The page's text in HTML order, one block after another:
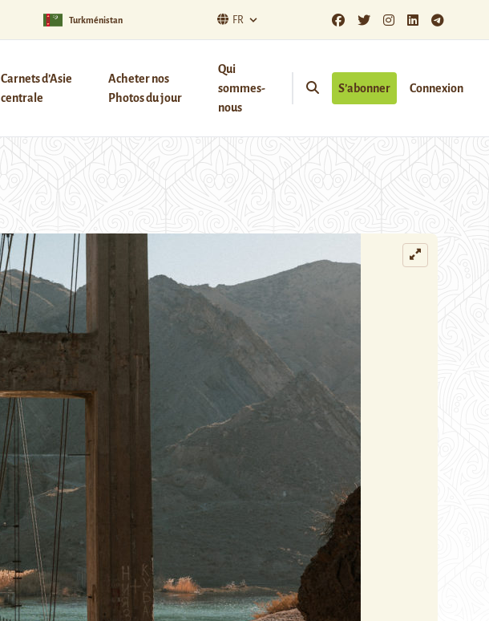
Turkménistan FR
Carnets d’Asie
centrale
Acheter nos
Photos du jour
Qui
sommes-
nous
S’abonner Connexion